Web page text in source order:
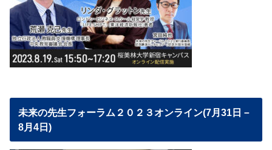
未来の先生フォーラム２０２３オンライン(7月31日－
8月4日)